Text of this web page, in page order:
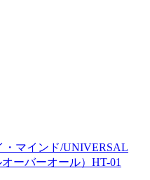
・マインド/UNIVERSAL
ーバーオール）HT-01